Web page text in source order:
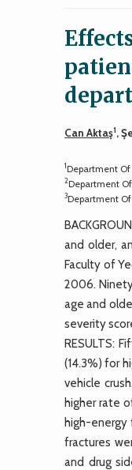
Can Aktaş1,
1Department
2Department
3Department
and older,
Faculty of
2006.
age and
severity
RESULTS:
(14.3%) for
vehicle
higher rate
high-energy
fractures
and drug